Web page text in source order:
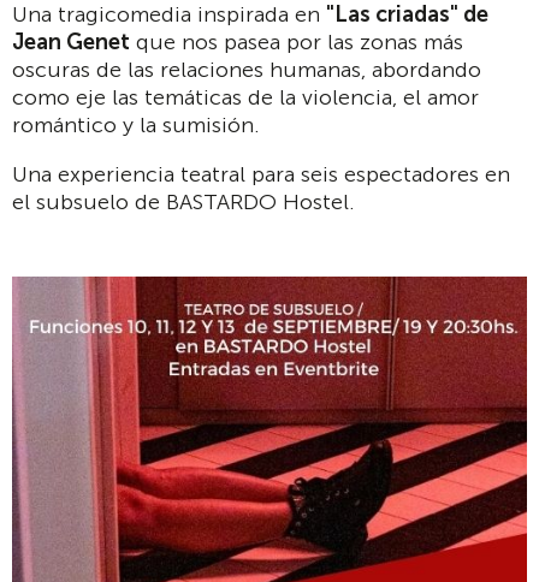
Una tragicomedia inspirada en "Las criadas" de
Jean Genet que nos pasea por las zonas más
oscuras de las relaciones humanas, abordando
como eje las temáticas de la violencia, el amor
romántico y la sumisión.
Una experiencia teatral para seis espectadores en
el subsuelo de BASTARDO Hostel.